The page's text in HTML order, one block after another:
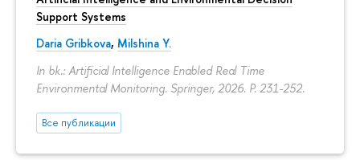
Support Systems
Daria Gribkova, Milshina Y.
In bk.: Artificial Intelligence Enabled Real Time
Environmental Monitoring. Springer, 2026. P. 231-252.
Все публикации